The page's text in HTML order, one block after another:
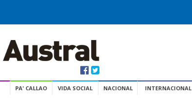
PA' CALLAO VIDA SOCIAL NACIONAL INTERNACIONAL